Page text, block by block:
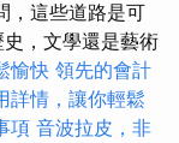
，這些道路是可
，文學還是藝術
愉快 領先的會計
詳情，讓你輕鬆
項 音波拉皮，非